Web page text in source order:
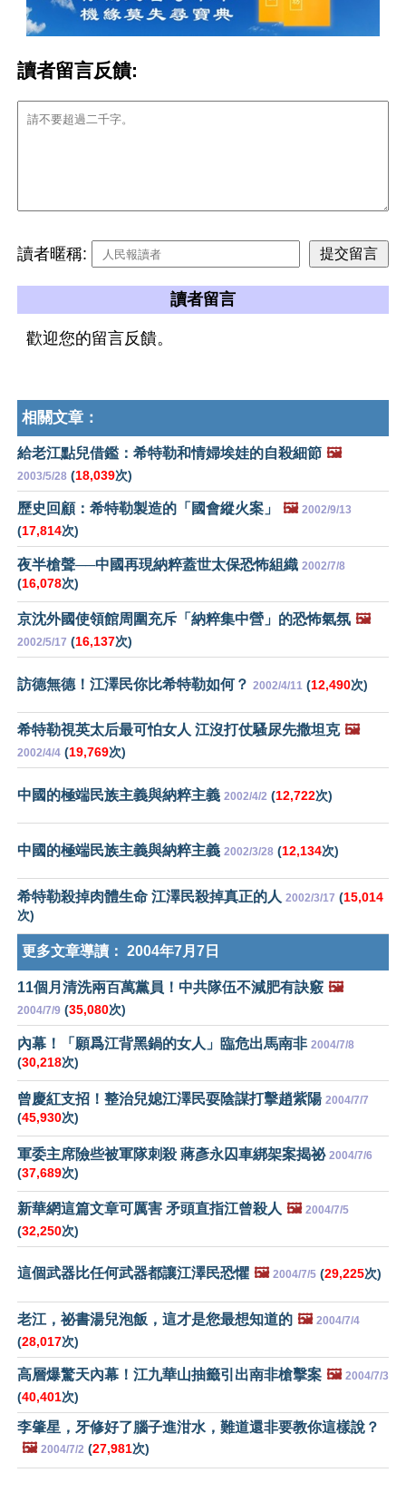
讀者留言反饋:
讀者暱稱:
讀者留言
歡迎您的留言反饋。
相關文章：
給老江點兒借鑑：希特勒和情婦埃娃的自殺細節 🖼️
2003/5/28 (18,039次)
歷史回顧：希特勒製造的「國會縱火案」 🖼️ 2002/9/13
(17,814次)
夜半槍聲──中國再現納粹蓋世太保恐怖組織 2002/7/8
(16,078次)
京沈外國使領館周圍充斥「納粹集中營」的恐怖氣氛 🖼️
2002/5/17 (16,137次)
訪德無德！江澤民你比希特勒如何？ 2002/4/11 (12,490次)
希特勒視英太后最可怕女人 江沒打仗騷尿先撒坦克 🖼️
2002/4/4 (19,769次)
中國的極端民族主義與納粹主義 2002/4/2 (12,722次)
中國的極端民族主義與納粹主義 2002/3/28 (12,134次)
希特勒殺掉肉體生命 江澤民殺掉真正的人 2002/3/17 (15,014
次)
更多文章導讀： 2004年7月7日
11個月清洗兩百萬黨員！中共隊伍不減肥有訣竅 🖼️
2004/7/9 (35,080次)
內幕！「願爲江背黑鍋的女人」臨危出馬南非 2004/7/8
(30,218次)
曾慶紅支招！整治兒媳江澤民耍陰謀打擊趙紫陽 2004/7/7
(45,930次)
軍委主席險些被軍隊刺殺 蔣彥永囚車綁架案揭祕 2004/7/6
(37,689次)
新華網這篇文章可厲害 矛頭直指江曾殺人 🖼️ 2004/7/5
(32,250次)
這個武器比任何武器都讓江澤民恐懼 🖼️ 2004/7/5 (29,225次)
老江，祕書湯兒泡飯，這才是您最想知道的 🖼️ 2004/7/4
(28,017次)
高層爆驚天內幕！江九華山抽籤引出南非槍擊案 🖼️ 2004/7/3
(40,401次)
李肇星，牙修好了腦子進泔水，難道還非要教你這樣說？
🖼️ 2004/7/2 (27,981次)